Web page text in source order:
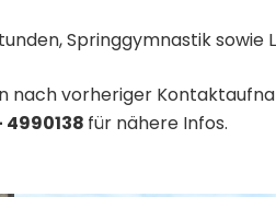
Springgymnastik sowie
nach vorheriger
4990138 für nähere Infos.